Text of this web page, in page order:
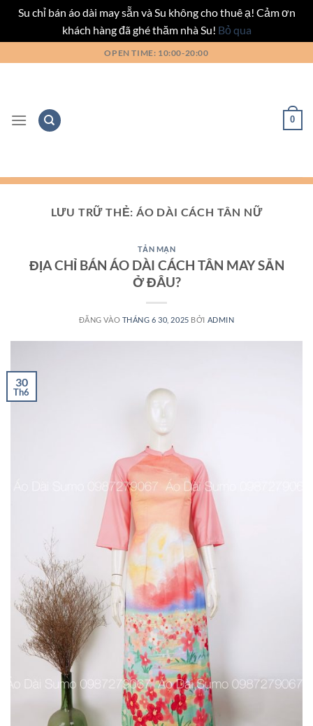
Su chỉ bán áo dài may sẵn và Su không cho thuê ạ! Cảm ơn
khách hàng đã ghé thăm nhà Su! Bỏ qua
qua
OPEN TIME: 10:00-20:00
0
LƯU TRỮ THẺ: ÁO DÀI CÁCH TÂN NỮ
TẢN MẠN
ĐỊA CHỈ BÁN ÁO DÀI CÁCH TÂN MAY SẴN
Ở ĐÂU?
ĐĂNG VÀO THÁNG 6 30, 2025 BỞI ADMIN
30
Th6